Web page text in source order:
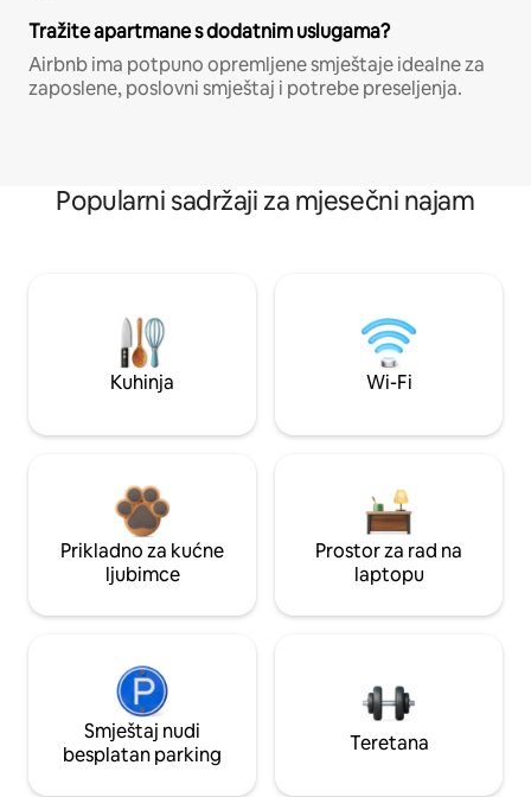
Tražite apartmane s dodatnim uslugama?
Airbnb ima potpuno opremljene smještaje idealne za
zaposlene, poslovni smještaj i potrebe preseljenja.
Popularni sadržaji za mjesečni najam
Kuhinja Wi-Fi
Prikladno za kućne
ljubimce
Prostor za rad na
laptopu
Smještaj nudi
besplatan parking
Teretana